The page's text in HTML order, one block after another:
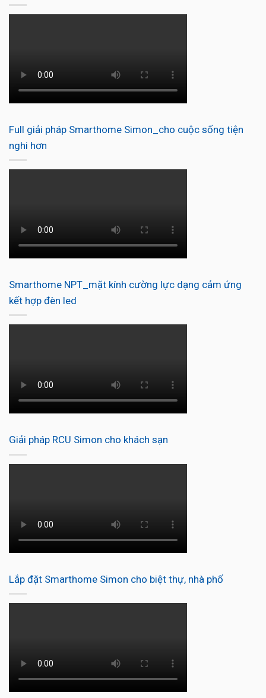
Full giải pháp Smarthome Simon_cho cuộc sống tiện
nghi hơn
Smarthome NPT_mặt kính cường lực dạng cảm ứng
kết hợp đèn led
Giải pháp RCU Simon cho khách sạn
Lắp đặt Smarthome Simon cho biệt thự, nhà phố